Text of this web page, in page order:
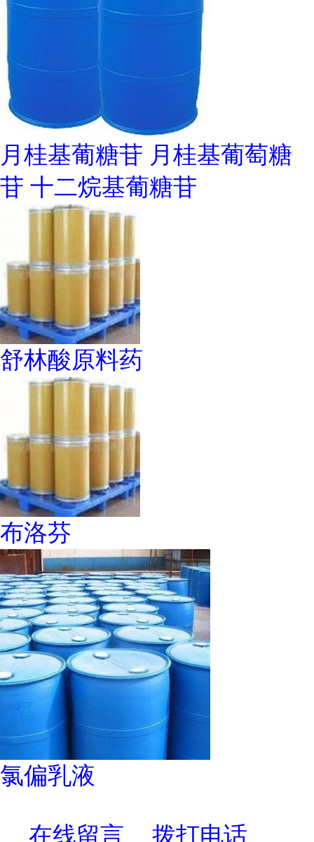
月桂基葡糖苷 月桂基葡萄糖
苷 十二烷基葡糖苷
舒林酸原料药
布洛芬
氯偏乳液
在线留言 拨打电话